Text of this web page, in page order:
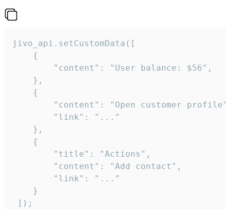
jivo_api.setCustomData([
    {
        "content": "User balance: $56",
    },
    {
"content": "Open customer
        "link": "..."
    },
    {
        "title": "Actions",
        "content": "Add contact",
        "link": "..."
    }
]);